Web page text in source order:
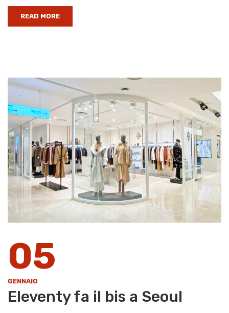
READ MORE
05
GENNAIO
Eleventy fa il bis a Seoul